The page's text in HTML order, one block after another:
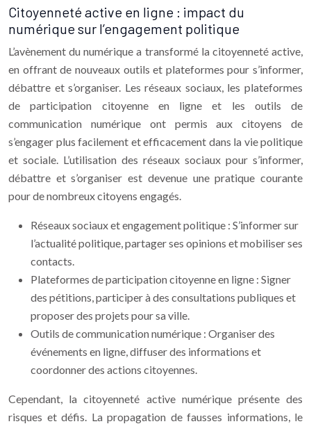
Citoyenneté active en ligne : impact du
numérique sur l’engagement politique
L’avènement du numérique a transformé la citoyenneté active,
en offrant de nouveaux outils et plateformes pour s’informer,
débattre et s’organiser. Les réseaux sociaux, les plateformes
de participation citoyenne en ligne et les outils de
communication numérique ont permis aux citoyens de
s’engager plus facilement et efficacement dans la vie politique
et sociale. L’utilisation des réseaux sociaux pour s’informer,
débattre et s’organiser est devenue une pratique courante
pour de nombreux citoyens engagés.
Réseaux sociaux et engagement politique : S’informer sur
l’actualité politique, partager ses opinions et mobiliser ses
contacts.
Plateformes de participation citoyenne en ligne : Signer
des pétitions, participer à des consultations publiques et
proposer des projets pour sa ville.
Outils de communication numérique : Organiser des
événements en ligne, diffuser des informations et
coordonner des actions citoyennes.
Cependant, la citoyenneté active numérique présente des
risques et défis. La propagation de fausses informations, le